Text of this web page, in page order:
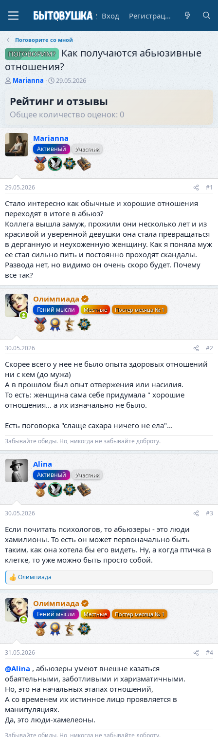
Вход Регистрация
Поговорите со мной
ПОГОВОРИМ?
Как получаются абьюзивные
отношения?
А
т
р
е
м
ы
Marianna
Д
т
а
н
а
л
а
29.05.2026
Рейтинг и отзывы
Общее количество оценок: 0
Marianna
Активный Участник
29.05.2026 #1
Стало интересно как обычные и хорошие отношения
переходят в итоге в абьюз?
Коллега вышла замуж, прожили они несколько лет и из
красивой и уверенной девушки она стала превращаться
в дерганную и неухоженную женщину. Как я поняла муж
ее стал сильно пить и постоянно проходят скандалы.
Развода нет, но видимо он очень скоро будет. Почему
все так?
Олимпиада
Гений мысли Местные Постер месяца № 1
30.05.2026 #2
Скорее всего у нее не было опыта здоровых отношений
ни с кем (до мужа)
А в прошлом был опыт отвержения или насилия.
То есть: женщина сама себе придумала " хорошие
отношения... а их изначально не было.
Есть поговорка "слаще сахара ничего не ела"...
Забывайте обиды. Но, никогда не забывайте доброту.
Alina
Активный Участник
30.05.2026 #3
Если почитать психологов, то абьюзеры - это люди
хамилионы. То есть он может первоначально быть
таким, как она хотела бы его видеть. Ну, а когда птичка в
клетке, то уже можно быть просто собой.
Р
е
к
ц
Олимпиада
Олимпиада
Гений мысли Местные Постер месяца № 1
31.05.2026 #4
@Alina , абьюзеры умеют внешне казаться
обаятельными, заботливыми и харизматичными.
Но, это на начальных этапах отношений,
А со временем их истинное лицо проявляется в
манипуляциях.
Да, это люди-хамелеоны.
Забывайте обиды. Но, никогда не забывайте доброту.